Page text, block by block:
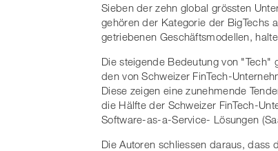
Sieben der zehn global grössten
gehören der Kategorie der BigTechs
getriebenen Geschäftsmodellen,
Die steigende Bedeutung von
den von Schweizer FinTech-
Diese zeigen eine zunehmende
die Hälfte der Schweizer FinTech-
Software-as-a-Service- Lösungen
Die Autoren schliessen daraus, dass